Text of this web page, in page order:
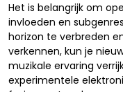
Het is belangrijk om
invloeden en
horizon te verbreden
verkennen, kun je
muzikale ervaring
experimentele